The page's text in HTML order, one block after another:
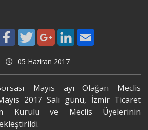
05 Haziran 2017
Mayıs ayı Olağan Meclis
2017 Salı günü, İzmir Ticaret
Kurulu ve Meclis Üyelerinin